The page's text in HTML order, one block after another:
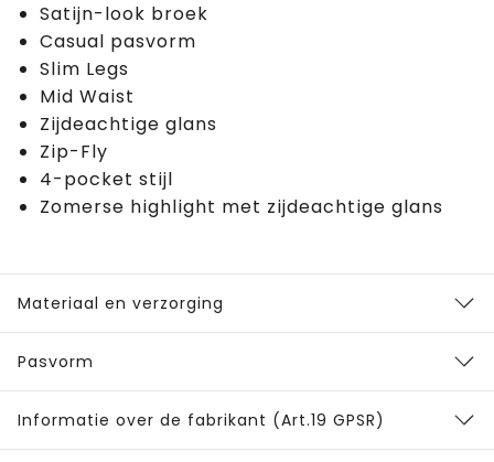
Satijn-look broek
Casual pasvorm
Slim Legs
Mid Waist
Zijdeachtige glans
Zip-Fly
4-pocket stijl
Zomerse highlight met zijdeachtige glans
Materiaal en verzorging
Pasvorm
Informatie over de fabrikant (Art.19 GPSR)